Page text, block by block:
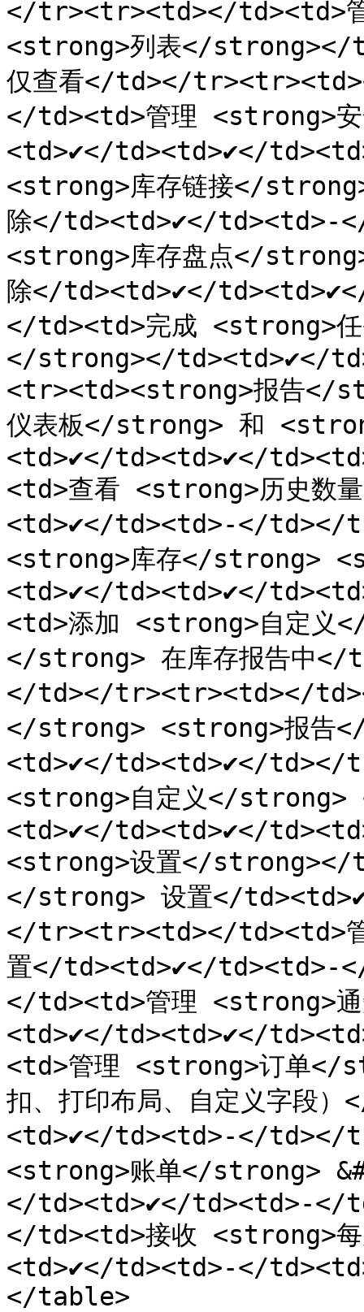
</tr><tr><td></td><td>
<strong>列表</
仅查看</td></
</td><td>管理 <strong>
<td>✔️</td><td>✔️</
<strong>库存链接</
除</td><td>✔️</
<strong>库存盘点</
除</td><td>✔️</
</td><td>完成 <strong>
</strong></td><td>✔️</
<tr><td><strong>报告</
仪表板</strong> 和
<td>✔️</td><td>✔️</
<td>查看 <strong>历史
<td>✔️</td><td>-</td></
<strong>库存</strong>
<td>✔️</td><td>✔️</
<td>添加 <strong>自定义
</strong> 在库存报告中
</td></tr><tr><td></
</strong> <strong>报告
<td>✔️</td><td>✔️</td></
<strong>自定义</
<td>✔️</td><td>✔️</
<strong>设置</strong></
</strong> 设置</
</tr><tr><td></td><td>
置</td><td>✔️</
</td><td>管理 <strong>
<td>✔️</td><td>✔️</
<td>管理 <strong>订单</
扣、打印布局、自定义字段
<td>✔️</td><td>-</td></
<strong>账单</strong>
</td><td>✔️</td><td>-
</td><td>接收 <strong>
<td>✔️</td><td>-</
</table>